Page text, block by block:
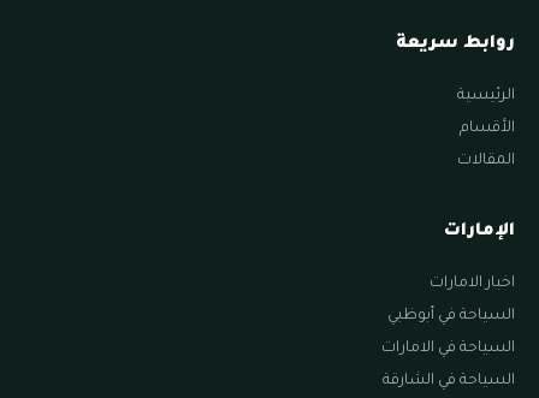
روابط سريعة
الرئيسية
الأقسام
المقالات
الإمارات
اخبار الامارات
السياحة في أبوظبي
السياحة في الامارات
السياحة في الشارقة